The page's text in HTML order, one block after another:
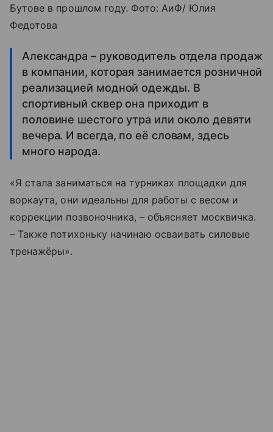
Бутове в прошлом году. Фото: АиФ/ Юлия
Федотова
Александра – руководитель отдела продаж
в компании, которая занимается розничной
реализацией модной одежды. В
спортивный сквер она приходит в
половине шестого утра или около девяти
вечера. И всегда, по её словам, здесь
много народа.
«Я стала заниматься на турниках площадки для
воркаута, они идеальны для работы с весом и
коррекции позвоночника, – объясняет москвичка.
– Также потихоньку начинаю осваивать силовые
тренажёры».